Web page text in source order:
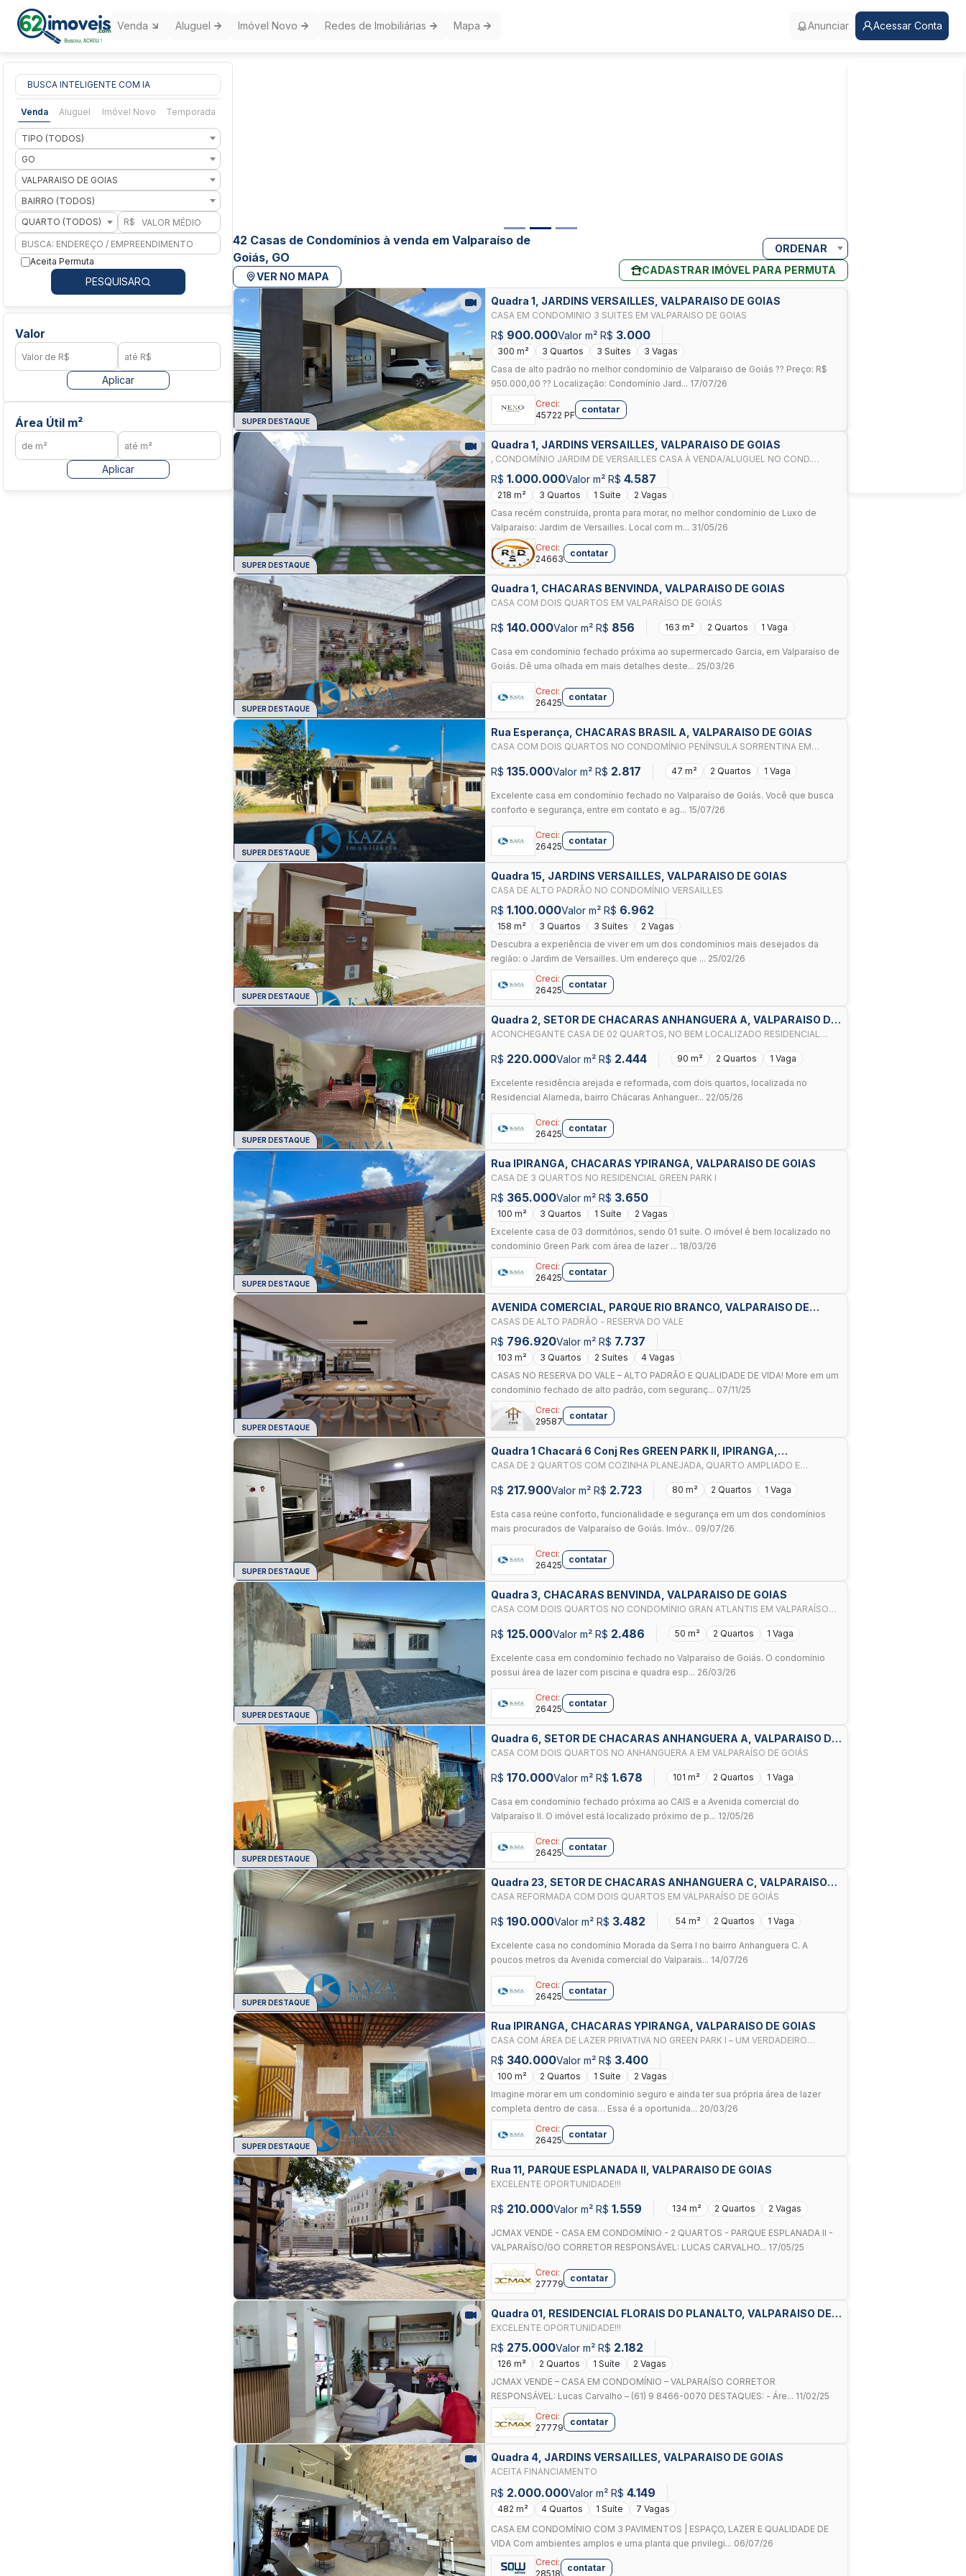
Venda Aluguel Imóvel Novo Redes de Imobiliárias Mapa Anunciar Acessar Conta
BUSCA INTELIGENTE COM IA
Venda Aluguel Imóvel Novo Temporada
TIPO (TODOS)
GO
VALPARAISO DE GOIAS
BAIRRO (TODOS)
QUARTO (TODOS)
R$
Aceita Permuta
PESQUISAR
Valor
Aplicar
Área Útil m²
Aplicar
42 Casas de Condomínios à venda em Valparaíso de
Goiás, GO
VER NO MAPA
ORDENAR
CADASTRAR IMÓVEL PARA PERMUTA
SUPER DESTAQUE
Quadra 1, JARDINS VERSAILLES, VALPARAISO DE GOIAS
CASA EM CONDOMINIO 3 SUITES EM VALPARAISO DE GOIAS
R$ 900.000Valor m² R$ 3.000
300 m² 3 Quartos 3 Suítes
3 Vagas
Casa de alto padrão no melhor condomínio de Valparaiso de Goiás ?? Preço: R$
950.000,00 ?? Localização: Condomínio Jard... 17/07/26
Creci:
45722 PF
contatar
SUPER DESTAQUE
Quadra 1, JARDINS VERSAILLES, VALPARAISO DE GOIAS
, CONDOMÍNIO JARDIM DE VERSAILLES CASA À VENDA/ALUGUEL NO COND.
JARDIM DE VERSAILLES, NO VALPARAÍSO COM 3 QUARTOS SENDO 1 SUÍTES.
R$ 1.000.000Valor m² R$ 4.587
218 m² 3 Quartos 1 Suíte
2 Vagas
Casa recém construída, pronta para morar, no melhor condomínio de Luxo de
Valparaíso: Jardim de Versailles. Local com m... 31/05/26
Creci:
24663
contatar
SUPER DESTAQUE
Quadra 1, CHACARAS BENVINDA, VALPARAISO DE GOIAS
CASA COM DOIS QUARTOS EM VALPARAÍSO DE GOIÁS
R$ 140.000Valor m² R$ 856 163 m² 2 Quartos 1 Vaga
Casa em condomínio fechado próxima ao supermercado Garcia, em Valparaíso de
Goiás. Dê uma olhada em mais detalhes deste... 25/03/26
Creci:
26425
contatar
SUPER DESTAQUE
Rua Esperança, CHACARAS BRASIL A, VALPARAISO DE GOIAS
CASA COM DOIS QUARTOS NO CONDOMÍNIO PENÍNSULA SORRENTINA EM
R$ 135.000Valor m² R$ 2.817 47 m² 2 Quartos 1 Vaga
Excelente casa em condomínio fechado no Valparaíso de Goiás. Você que busca
conforto e segurança, entre em contato e ag... 15/07/26
Creci:
26425
contatar
SUPER DESTAQUE
Quadra 15, JARDINS VERSAILLES, VALPARAISO DE GOIAS
CASA DE ALTO PADRÃO NO CONDOMÍNIO VERSAILLES
R$ 1.100.000Valor m² R$ 6.962
158 m² 3 Quartos 3 Suítes
2 Vagas
Descubra a experiência de viver em um dos condomínios mais desejados da
região: o Jardim de Versailles. Um endereço que ... 25/02/26
Creci:
26425
contatar
SUPER DESTAQUE
Quadra 2, SETOR DE CHACARAS ANHANGUERA A, VALPARAISO DE
GOIAS
ACONCHEGANTE CASA DE 02 QUARTOS, NO BEM LOCALIZADO RESIDENCIAL
R$ 220.000Valor m² R$ 2.444 90 m² 2 Quartos 1 Vaga
Excelente residência arejada e reformada, com dois quartos, localizada no
Residencial Alameda, bairro Chácaras Anhanguer... 22/05/26
Creci:
26425
contatar
SUPER DESTAQUE
Rua IPIRANGA, CHACARAS YPIRANGA, VALPARAISO DE GOIAS
CASA DE 3 QUARTOS NO RESIDENCIAL GREEN PARK I
R$ 365.000Valor m² R$ 3.650
100 m² 3 Quartos 1 Suíte
2 Vagas
Excelente casa de 03 dormitórios, sendo 01 suíte. O imóvel é bem localizado no
condomínio Green Park com área de lazer ... 18/03/26
Creci:
26425
contatar
SUPER DESTAQUE
AVENIDA COMERCIAL, PARQUE RIO BRANCO, VALPARAISO DE
GOIAS
CASAS DE ALTO PADRÃO - RESERVA DO VALE
R$ 796.920Valor m² R$ 7.737
103 m² 3 Quartos 2 Suítes
4 Vagas
CASAS NO RESERVA DO VALE – ALTO PADRÃO E QUALIDADE DE VIDA! More em um
condomínio fechado de alto padrão, com seguranç... 07/11/25
Creci:
29587
contatar
SUPER DESTAQUE
Quadra 1 Chacará 6 Conj Res GREEN PARK II, IPIRANGA,
VALPARAISO DE GOIAS
CASA DE 2 QUARTOS COM COZINHA PLANEJADA, QUARTO AMPLIADO E
R$ 217.900Valor m² R$ 2.723 80 m² 2 Quartos 1 Vaga
Esta casa reúne conforto, funcionalidade e segurança em um dos condomínios
mais procurados de Valparaíso de Goiás. Imóv... 09/07/26
Creci:
26425
contatar
SUPER DESTAQUE
Quadra 3, CHACARAS BENVINDA, VALPARAISO DE GOIAS
CASA COM DOIS QUARTOS NO CONDOMÍNIO GRAN ATLANTIS EM VALPARAÍSO
R$ 125.000Valor m² R$ 2.486 50 m² 2 Quartos 1 Vaga
Excelente casa em condomínio fechado no Valparaíso de Goiás. O condomínio
possui área de lazer com piscina e quadra esp... 26/03/26
Creci:
26425
contatar
SUPER DESTAQUE
Quadra 6, SETOR DE CHACARAS ANHANGUERA A, VALPARAISO DE
GOIAS
CASA COM DOIS QUARTOS NO ANHANGUERA A EM VALPARAÍSO DE GOIÁS
R$ 170.000Valor m² R$ 1.678 101 m² 2 Quartos 1 Vaga
Casa em condomínio fechado próxima ao CAIS e a Avenida comercial do
Valparaíso II. O imóvel está localizado próximo de p... 12/05/26
Creci:
26425
contatar
SUPER DESTAQUE
Quadra 23, SETOR DE CHACARAS ANHANGUERA C, VALPARAISO
DE GOIAS
CASA REFORMADA COM DOIS QUARTOS EM VALPARAÍSO DE GOIÁS
R$ 190.000Valor m² R$ 3.482 54 m² 2 Quartos 1 Vaga
Excelente casa no condomínio Morada da Serra I no bairro Anhanguera C. A
poucos metros da Avenida comercial do Valparaís... 14/07/26
Creci:
26425
contatar
SUPER DESTAQUE
Rua IPIRANGA, CHACARAS YPIRANGA, VALPARAISO DE GOIAS
CASA COM ÁREA DE LAZER PRIVATIVA NO GREEN PARK I – UM VERDADEIRO
REFÚGIO!
R$ 340.000Valor m² R$ 3.400
100 m² 2 Quartos 1 Suíte
2 Vagas
Imagine morar em um condomínio seguro e ainda ter sua própria área de lazer
completa dentro de casa… Essa é a oportunida... 20/03/26
Creci:
26425
contatar
Rua 11, PARQUE ESPLANADA II, VALPARAISO DE GOIAS
EXCELENTE OPORTUNIDADE!!!
R$ 210.000Valor m² R$ 1.559 134 m² 2 Quartos 2 Vagas
JCMAX VENDE - CASA EM CONDOMÍNIO - 2 QUARTOS - PARQUE ESPLANADA II -
VALPARAÍSO/GO CORRETOR RESPONSÁVEL: LUCAS CARVALHO... 17/05/25
Creci:
27779
contatar
Quadra 01, RESIDENCIAL FLORAIS DO PLANALTO, VALPARAISO DE
GOIAS
EXCELENTE OPORTUNIDADE!!!
R$ 275.000Valor m² R$ 2.182
126 m² 2 Quartos 1 Suíte
2 Vagas
JCMAX VENDE – CASA EM CONDOMÍNIO – VALPARAÍSO CORRETOR
RESPONSÁVEL: Lucas Carvalho – (61) 9 8466-0070 DESTAQUES: - Áre... 11/02/25
Creci:
27779
contatar
Quadra 4, JARDINS VERSAILLES, VALPARAISO DE GOIAS
ACEITA FINANCIAMENTO
R$ 2.000.000Valor m² R$ 4.149
482 m² 4 Quartos 1 Suíte
7 Vagas
CASA EM CONDOMÍNIO COM 3 PAVIMENTOS | ESPAÇO, LAZER E QUALIDADE DE
VIDA Com ambientes amplos e uma planta que privilegi... 06/07/26
Creci:
28518
contatar